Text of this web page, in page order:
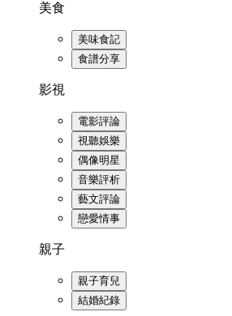
美食
美味食記
食譜分享
影視
電影評論
視聽娛樂
偶像明星
音樂評析
藝文評論
戀愛情事
親子
親子育兒
結婚紀錄